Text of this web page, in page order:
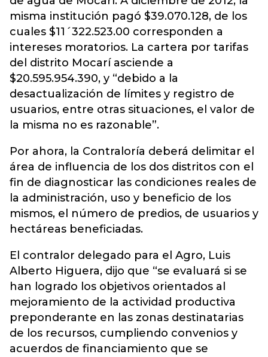
misma institución pagó $39.070.128, de los
cuales $11´322.523.00 corresponden a
intereses moratorios. La cartera por tarifas
del distrito Mocarí asciende a
$20.595.954.390, y “debido a la
desactualización de límites y registro de
usuarios, entre otras situaciones, el valor de
la misma no es razonable”.
Por ahora, la Contraloría deberá delimitar el
área de influencia de los dos distritos con el
fin de diagnosticar las condiciones reales de
la administración, uso y beneficio de los
mismos, el número de predios, de usuarios y
hectáreas beneficiadas.
El contralor delegado para el Agro, Luis
Alberto Higuera, dijo que “se evaluará si se
han logrado los objetivos orientados al
mejoramiento de la actividad productiva
preponderante en las zonas destinatarias
de los recursos, cumpliendo convenios y
acuerdos de financiamiento que se